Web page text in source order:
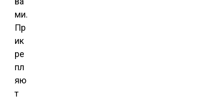
ми.
Пр
ик
ре
пл
яю
т